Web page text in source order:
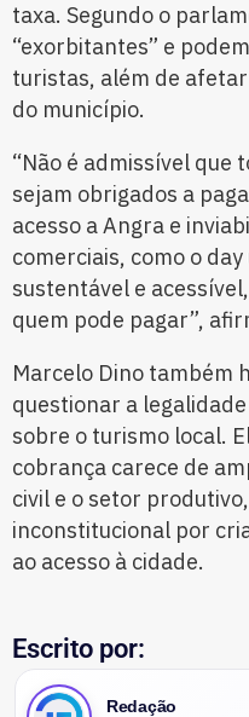
taxa. Segundo o
“exorbitantes” e
turistas, além de
do município.
“Não é admissível que
sejam obrigados a
acesso a Angra e
comerciais, como o
sustentável e
quem pode pagar”,
Marcelo Dino também
questionar a
sobre o turismo local.
cobrança carece de
civil e o setor
inconstitucional por
ao acesso à cidade.
Escrito por:
Redação